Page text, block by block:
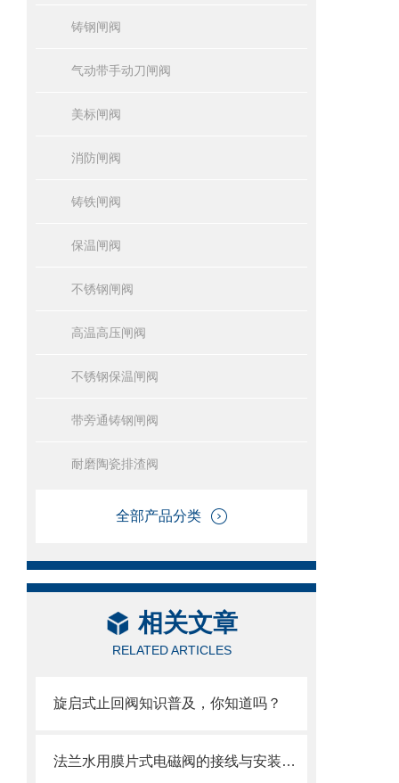
铸钢闸阀
气动带手动刀闸阀
美标闸阀
消防闸阀
铸铁闸阀
保温闸阀
不锈钢闸阀
高温高压闸阀
不锈钢保温闸阀
带旁通铸钢闸阀
耐磨陶瓷排渣阀
全部产品分类
相关文章
RELATED ARTICLES
旋启式止回阀知识普及，你知道吗？
法兰水用膜片式电磁阀的接线与安装指南